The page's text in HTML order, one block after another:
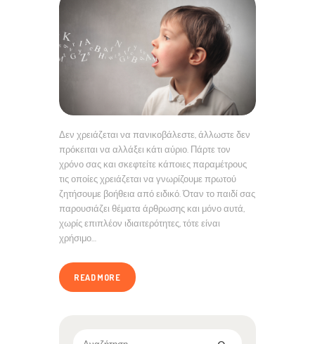
Δεν χρειάζεται να πανικοβάλεστε, άλλωστε δεν
πρόκειται να αλλάξει κάτι αύριο. Πάρτε τον
χρόνο σας και σκεφτείτε κάποιες παραμέτρους
τις οποίες χρειάζεται να γνωρίζουμε πρωτού
ζητήσουμε βοήθεια από ειδικό. Όταν το παιδί σας
παρουσιάζει θέματα άρθρωσης και μόνο αυτά,
χωρίς επιπλέον ιδιαιτερότητες, τότε είναι
χρήσιμο…
READ MORE